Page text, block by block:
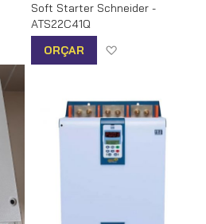
à lista de desejos
Soft Starter Schneider -
ATS22C41Q
ORÇAR